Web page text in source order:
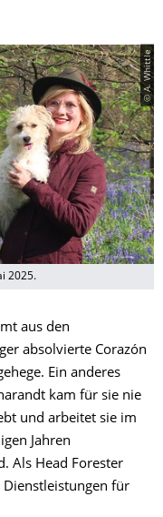
© A. Whittle
2025.
aus den
absolvierte Corazón
Ein anderes
kam für sie nie
und arbeitet sie im
Jahren
Als Head Forester
für